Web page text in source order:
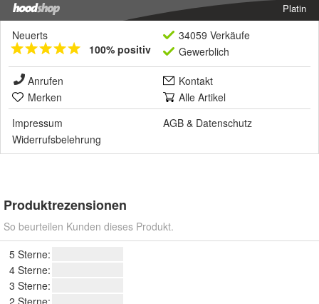
Platin
Neuerts
100% positiv
34059 Verkäufe
Gewerblich
Anrufen
Kontakt
Merken
Alle Artikel
Impressum
AGB & Datenschutz
Widerrufsbelehrung
Produktrezensionen
So beurteilen Kunden dieses Produkt.
5 Sterne:
4 Sterne:
3 Sterne:
2 Sterne: